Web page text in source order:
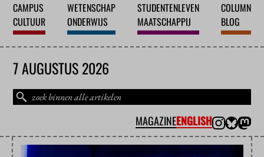
CAMPUS
CULTUUR
WETENSCHAP
ONDERWIJS
STUDENTENLEVEN
MAATSCHAPPIJ
COLUMN
BLOG
7 AUGUSTUS 2026
MAGAZINEENGLISH